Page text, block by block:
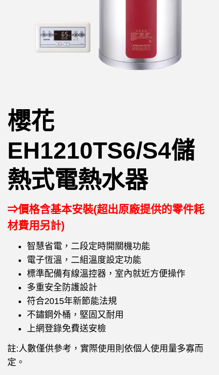
櫻花
EH1210TS6/S4儲
熱式電熱水器
⇒價格含基本安裝(超出原廠提供的零件耗
材費用另計)
智慧省電，二段定時開關機功能
電子恆溫，二組溫度設定功能
標準配備有線溫控器，室內就近方便操作
多重安全防護設計
符合2015年新節能法規
不鏽鋼外桶，堅固又耐用
上網登錄免費送安檢
註:人數僅供參考，實際使用則依個人使用量多寡而
定。